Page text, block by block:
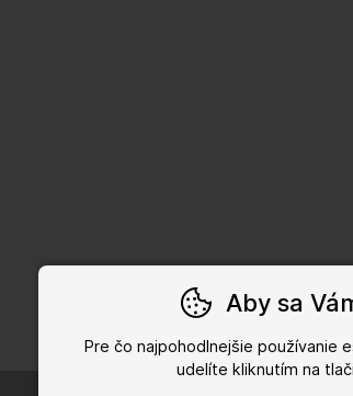
Aby sa
Pre čo najpohodlnejšie používanie
udelíte kliknutím na